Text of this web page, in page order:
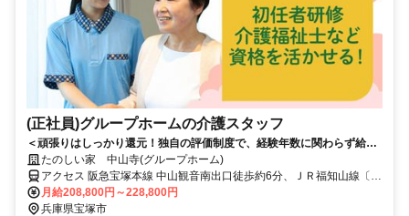
(正社員)グループホームの介護スタッフ
＜頑張りはしっかり還元！独自の評価制度で、経験年数に関わらず給与
UPが可能◎＞賞与年2回＆昇給あり！定年制撤廃で長く安定して働けま
す。少人数制で寄り添うケアができる温かいホームです◎
たのしい家 中山寺(グループホーム)
アクセス 阪急宝塚本線 中山観音南出口徒歩約6分、ＪＲ福知山線〔宝
塚線〕 中山寺南口徒歩約9分、阪急宝塚本線 売布神社東改札口徒歩約
14分 JR宝塚線「中山寺」駅から徒歩約6分
月給208,800円～228,800円
兵庫県宝塚市